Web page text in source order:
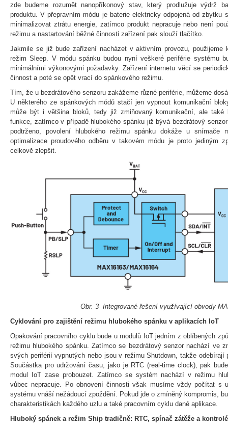
zde budeme rozumět nanopříkonový stav, který prodlužuje výdrž
produktu. V přepravním módu je baterie elektricky odpojená od zbytku
minimalizovat ztrátu energie, zatímco produkt nepracuje nebo není
režimu a nastartování běžné činnosti zařízení pak slouží tlačítko.
Jakmile se již bude zařízení nacházet v aktivním provozu, použijeme
režim Sleep. V módu spánku budou nyní veškeré periférie systému
minimálními výkonovými požadavky. Zařízení internetu věcí se
činnost a poté se opět vrací do spánkového režimu.
Tím, že u bezdrátového senzoru zakážeme různé periférie, můžeme
U některého ze spánkových módů stačí jen vypnout komunikační
může být i většina bloků, tedy již zmiňovaný komunikační, ale
funkce, zatímco v případě hlubokého spánku již bývá bezdrátový
podtrženo, povolení hlubokého režimu spánku dokáže u snímače
optimalizace proudového odběru v takovém módu je proto jediným
celkově zlepšit.
Obr. 3 Integrované řešení využívající obvody
Cyklování pro zajištění režimu hlubokého spánku v aplikacích IoT
Opakování pracovního cyklu bude u modulů IoT jedním z oblíbených
režimu hlubokého spánku. Zatímco se bezdrátový senzor nachází ve
svých periférií vypnutých nebo jsou v režimu Shutdown, takže odebírají
Součástka pro udržování času, jako je RTC (real-time clock), pak
modul IoT zase probouzet. Zatímco se systém nachází v režimu
vůbec nepracuje. Po obnovení činnosti však musíme vždy počítat s
systému vnáší nežádoucí zpoždění. Pokud jde o zmíněný kompromis,
charakteristikách každého uzlu a také pracovním cyklu dané aplikace.
Hluboký spánek a režim Ship tradičně: RTC, spínač zátěže a